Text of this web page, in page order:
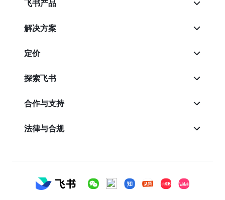
飞书产品
解决方案
定价
探索飞书
合作与支持
法律与合规